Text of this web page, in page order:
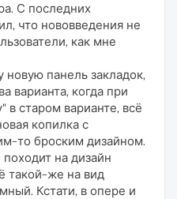
С последних
что нововведения не
как мне
новую панель закладок,
варианта, когда при
в старом варианте, всё
копилка с
то броским дизайном.
походит на дизайн
такой-же на вид
Кстати, в опере и